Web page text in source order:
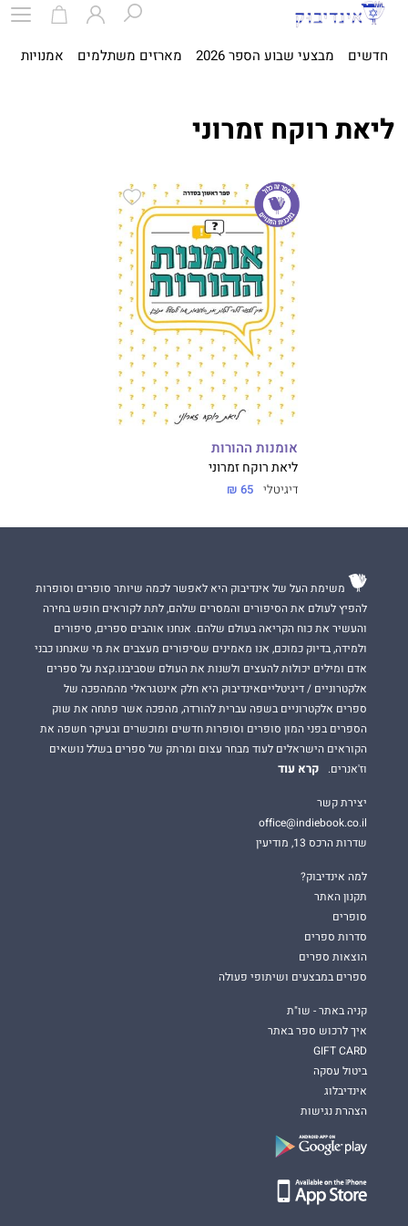
חדשים מבצעי שבוע הספר 2026 מארזים משתלמים אמנויות
ליאת רוקח זמרוני
אומנות ההורות
ליאת רוקח זמרוני
דיגיטלי 65 ₪
משימת העל של אינדיבוק היא לאפשר לכמה שיותר סופרים וסופרות
להפיץ לעולם את הסיפורים והמסרים שלהם, לתת לקוראים חופש בחירה
והעשיר את כוח הקריאה בעולם שלהם. אנחנו אוהבים ספרים, סיפורים
ולמידה, בדיוק כמוכם, אנו מאמינים שסיפורים מעצבים את מי שאנחנו כבני
אדם ומילים יכולות להעצים ולשנות את העולם שסביבנו.קצת על ספרים
אלקטרוניים / דיגיטלייםאינדיבוק היא חלק אינטגראלי מהמהפכה של
ספרים אלקטרוניים בשפה עברית להורדה, מהפכה אשר פתחה את שוק
הספרים בפני המון סופרים וסופרות חדשים ומוכשרים ובעיקר חשפה את
הקוראים הישראלים לעוד מבחר עצום ומרתק של ספרים בשלל נושאים
וז'אנרים.
קרא עוד
יצירת קשר
office@indiebook.co.il
שדרות הרכס 13, מודיעין
למה אינדיבוק?
תקנון האתר
סופרים
סדרות ספרים
הוצאות ספרים
ספרים במבצעים ושיתופי פעולה
קניה באתר - שו"ת
איך לרכוש ספר באתר
GIFT CARD
ביטול עסקה
אינדיבלוג
הצהרת נגישות